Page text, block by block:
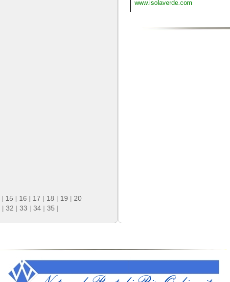
| 15 | 16 | 17 | 18 | 19 | 20
| 32 | 33 | 34 | 35 |
www.isolaverde.com